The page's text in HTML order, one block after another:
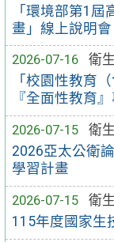
「環境部第1
畫」線上說明會
2026-07-16
衛
「校園性教育
『全面性教育
2026-07-15
衛
2026亞太公衛
學習計畫
2026-07-15
衛
115年度國家生